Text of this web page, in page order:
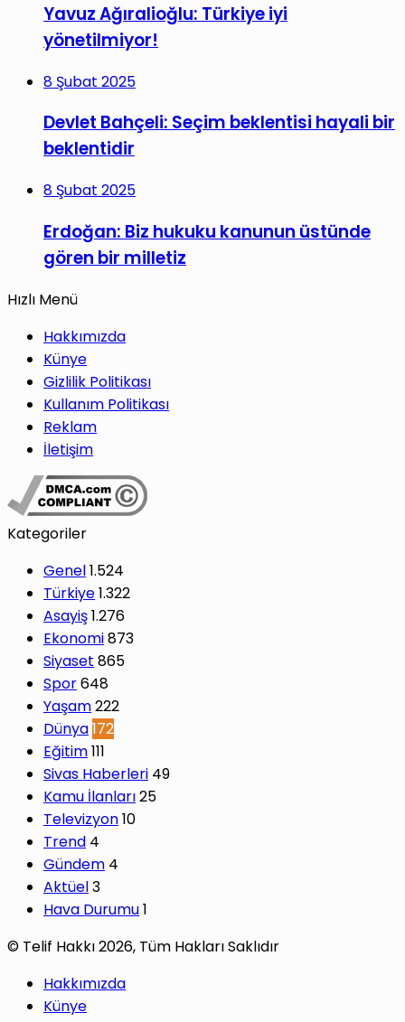
Yavuz Ağıralioğlu: Türkiye iyi
yönetilmiyor!
8 Şubat 2025
Devlet Bahçeli: Seçim beklentisi hayali bir
beklentidir
8 Şubat 2025
Erdoğan: Biz hukuku kanunun üstünde
gören bir milletiz
Hızlı Menü
Hakkımızda
Künye
Gizlilik Politikası
Kullanım Politikası
Reklam
İletişim
Kategoriler
Genel1.524
Türkiye1.322
Asayiş1.276
Ekonomi873
Siyaset 865
Spor648
Yaşam222
Dünya172
Eğitim111
Sivas Haberleri 49
Kamu İlanları25
Televizyon10
Trend 4
Gündem 4
Aktüel3
Hava Durumu1
© Telif Hakkı 2026, Tüm Hakları Saklıdır
Hakkımızda
Künye